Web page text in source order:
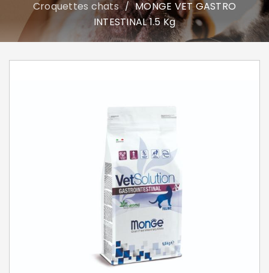
Croquettes chats / MONGE VET GASTRO
INTESTINAL 1.5 Kg